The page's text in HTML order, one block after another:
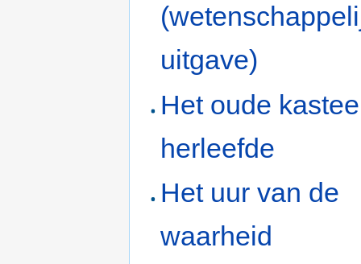
uitgave)
Het oude
herleefde
Het uur van de
waarheid